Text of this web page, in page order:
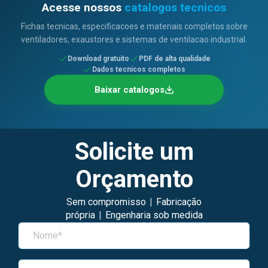
Acesse nossos catalogos tecnicos
Fichas tecnicas, especificacoes e materiais completos sobre
ventiladores, exaustores e sistemas de ventilacao industrial.
Download gratuito
PDF de alta qualidade
Dados tecnicos completos
Baixar catalogos
Solicite um
Orçamento
Sem compromisso
Fabricação
própria
Engenharia sob medida